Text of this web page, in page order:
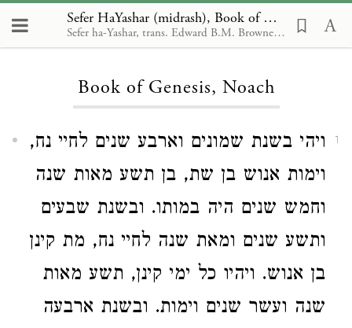
Sefer HaYashar (midrash), Book of Genesis, Noach
Sefer ha-Yashar, trans. Edward B.M. Browne, New York, 1876
Loading...
Book of Genesis, Noach
1
ויהי בשנת שמונים וארבע שנים לחיי נח,
וימות אנוש בן שת, בן תשע מאות שנה
וחמש שנים היה במותו. ובשנת שבעים
ותשע שנים ומאת שנה לחיי נח, מת קינן
בן אנוש. ויהיו כל ימי קינן, תשע מאות
שנה ועשר שנים וימות. ובשנת ארבעה